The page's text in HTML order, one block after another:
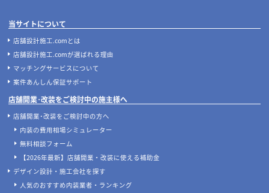
当サイトについて
店舗設計施工.comとは
店舗設計施工.comが選ばれる理由
マッチングサービスについて
案件あんしん保証サポート
店舗開業･改装をご検討中の施主様へ
店舗開業･改装をご検討中の方へ
内装の費用相場シミュレーター
無料相談フォーム
【2026年最新】店舗開業・改装に使える補助金
デザイン設計・施工会社を探す
人気のおすすめ内装業者・ランキング